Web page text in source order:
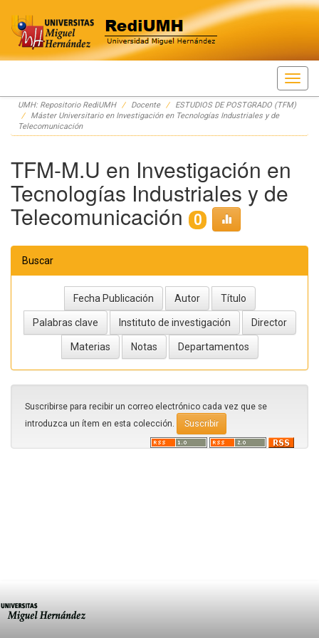
Skip
navigation
UMH: Repositorio RediUMH Docente
ESTUDIOS DE POSTGRADO (TFM)
Máster Universitario en Investigación en Tecnologías Industriales y de
Telecomunicación
TFM-M.U en Investigación en
Tecnologías Industriales y de
Telecomunicación 0
Buscar
Suscribirse para recibir un correo electrónico cada vez que se
introduzca un ítem en esta colección.